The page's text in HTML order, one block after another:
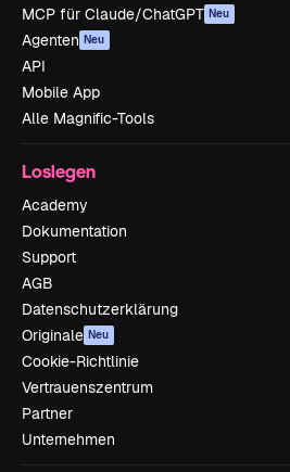
MCP für Claude/ChatGPT Neu
Agenten Neu
API
Mobile App
Alle Magnific-Tools
Loslegen
Academy
Dokumentation
Support
AGB
Datenschutzerklärung
Originale Neu
Cookie-Richtlinie
Vertrauenszentrum
Partner
Unternehmen